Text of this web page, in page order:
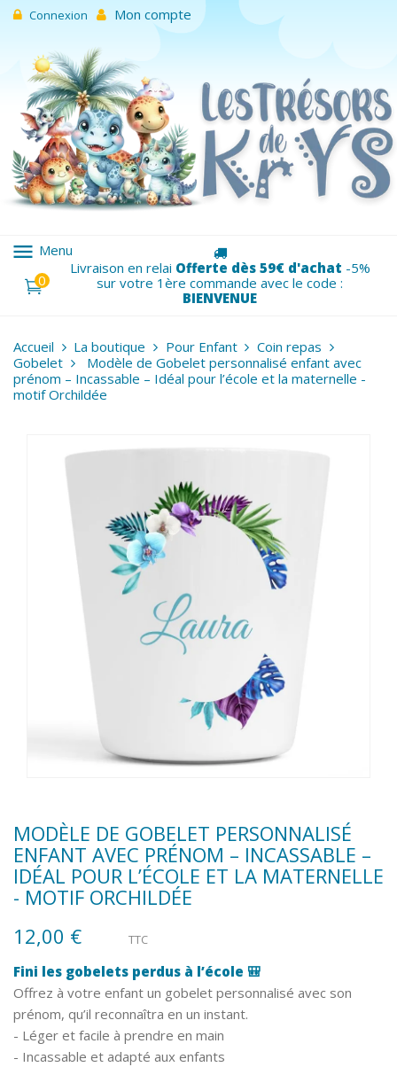
Connexion Mon compte
menu Menu
0
Livraison en relai Offerte dès 59€ d'achat -5%
sur votre 1ère commande avec le code :
BIENVENUE
Accueil La boutique Pour Enfant
Coin repas
Gobelet
Modèle de Gobelet personnalisé enfant avec
prénom – Incassable – Idéal pour l’école et la maternelle -
motif Orchildée
MODÈLE DE GOBELET PERSONNALISÉ
ENFANT AVEC PRÉNOM – INCASSABLE –
IDÉAL POUR L’ÉCOLE ET LA MATERNELLE
- MOTIF ORCHILDÉE
12,00 €
TTC
Fini les gobelets perdus à l’école 🎒
Offrez à votre enfant un gobelet personnalisé avec son
prénom, qu’il reconnaîtra en un instant.
- Léger et facile à prendre en main
- Incassable et adapté aux enfants